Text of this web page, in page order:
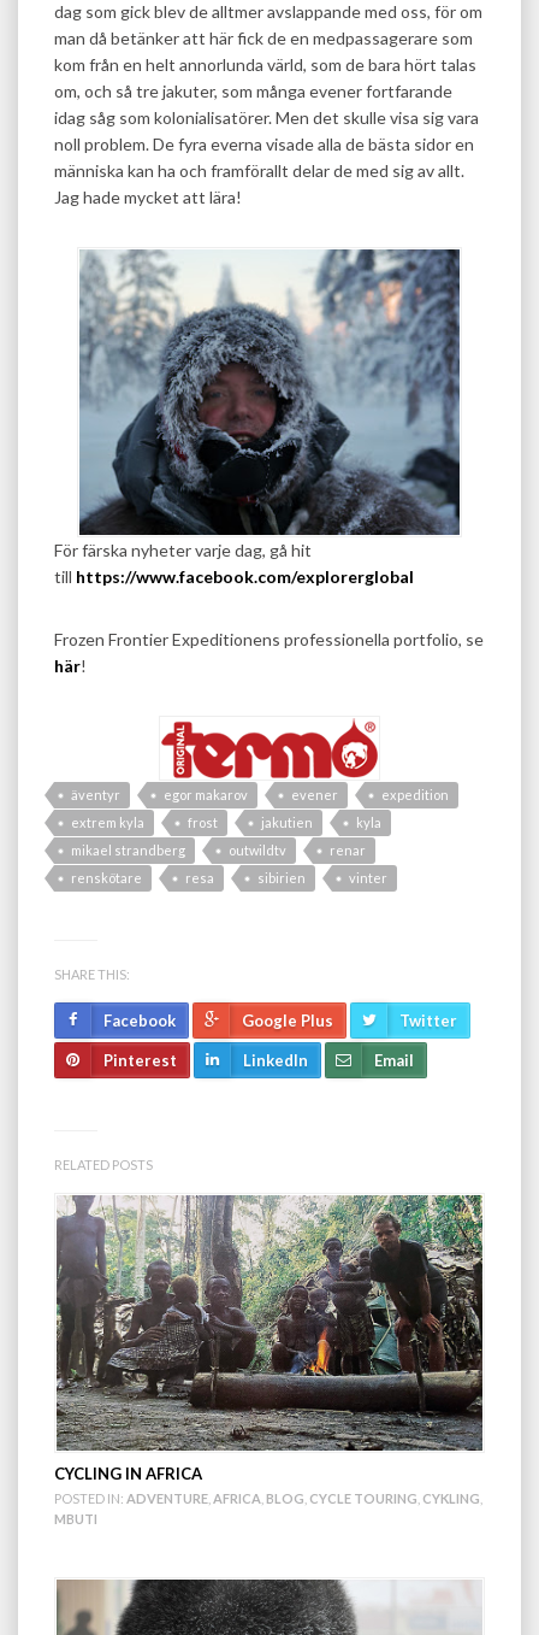
dag som gick blev de alltmer avslappande med oss, för om
man då betänker att här fick de en medpassagerare som
kom från en helt annorlunda värld, som de bara hört talas
om, och så tre jakuter, som många evener fortfarande
idag såg som kolonialisatörer. Men det skulle visa sig vara
noll problem. De fyra everna visade alla de bästa sidor en
människa kan ha och framförallt delar de med sig av allt.
Jag hade mycket att lära!
För färska nyheter varje dag, gå hit
till https://www.facebook.com/explorerglobal
Frozen Frontier Expeditionens professionella portfolio, se
här!
äventyr egor makarov evener
expedition
extrem kyla
frost jakutien
kyla
mikael strandberg
outwildtv
renar
renskötare
resa sibirien vinter
SHARE THIS:
Facebook Google Plus Twitter
Pinterest LinkedIn Email
RELATED POSTS
CYCLING IN AFRICA
POSTED IN: ADVENTURE AFRICA BLOG CYCLE TOURING CYKLING
MBUTI